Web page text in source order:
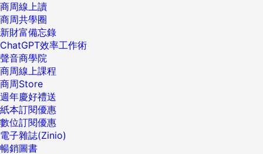
商周線上讀
商周共學圈
新財富備忘錄
ChatGPT效率工作術
聲音商學院
商周線上課程
商周Store
週年慶好禮送
紙本訂閱優惠
數位訂閱優惠
電子雜誌(Zinio)
暢銷圖書